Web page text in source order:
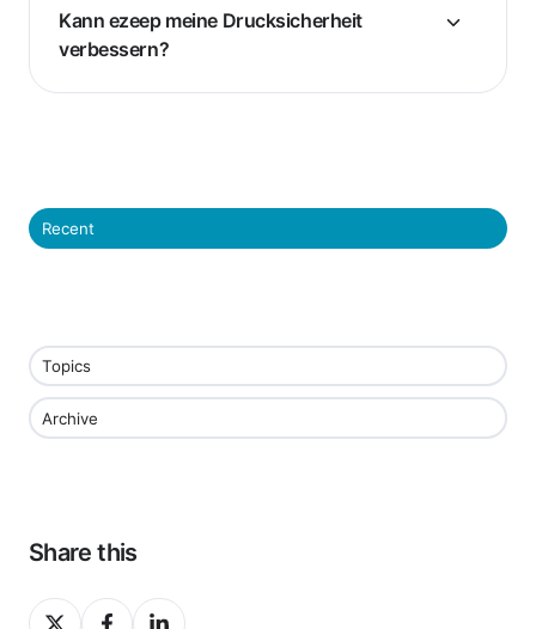
Kann ezeep meine Drucksicherheit
verbessern?
Recent
Topics
Archive
Share this
Share ShareShare